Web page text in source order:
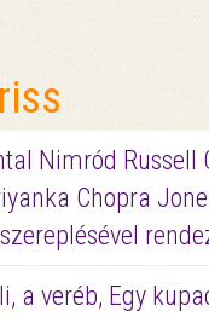
Nimród Russell
Chopra
a veréb, Egy